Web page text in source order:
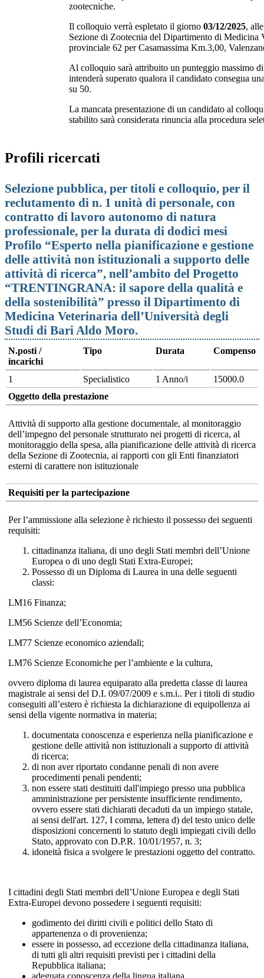
zootecniche.
Il colloquio verrà espletato il giorno 03/12/2025,
Sezione di Zootecnia del Dipartimento di Medicina
provinciale 62 per Casamassima Km.3,00,
Al colloquio sarà attribuito un punteggio massimo
intenderà superato qualora il candidato consegua
su 50.
La mancata presentazione di un candidato al
stabilito sarà considerata rinuncia alla procedura
Profili ricercati
Selezione pubblica, per titoli e colloquio, per il
reclutamento di n. 1 unità di personale, con
contratto di lavoro autonomo di natura
professionale, per la durata di dodici mesi
Profilo “Esperto nella pianificazione e gestione
delle attività non istituzionali a supporto delle
attività di ricerca”, nell’ambito del Progetto
“TRENTINGRANA: il sapore della qualità e
della sostenibilità” presso il Dipartimento di
Medicina Veterinaria dell’Università degli
Studi di Bari Aldo Moro.
N.posti /
incarichi
Tipo Durata Compenso
1 Specialistico 1 Anno/i
15000.0
Oggetto della prestazione
Attività di supporto alla gestione documentale, al monitoraggio
dell’impegno del personale strutturato nei progetti di ricerca, al
monitoraggio della spesa, alla pianificazione delle attività di ricerca
della Sezione di Zootecnia, ai rapporti con gli Enti finanziatori
esterni di carattere non istituzionale
Requisiti per la partecipazione
Per l’ammissione alla selezione è richiesto il possesso dei seguenti
requisiti:
cittadinanza italiana, di uno degli Stati membri dell’Unione
Europea o di uno degli Stati Extra-Europei;
Possesso di un Diploma di Laurea in una delle seguenti
classi:
LM16 Finanza;
LM56 Scienze dell’Economia;
LM77 Scienze economico aziendali;
LM76 Scienze Economiche per l’ambiente e la cultura,
ovvero diploma di laurea equiparato alla predetta classe di laurea
magistrale ai sensi del D.I. 09/07/2009 e s.m.i.. Per i titoli di studio
conseguiti all’estero è richiesta la dichiarazione di equipollenza ai
sensi della vigente normativa in materia;
documentata conoscenza e esperienza nella pianificazione e
gestione delle attività non istituzionali a supporto di attività
di ricerca;
di non aver riportato condanne penali di non avere
procedimenti penali pendenti;
non essere stati destituiti dall'impiego presso una pubblica
amministrazione per persistente insufficiente rendimento,
ovvero essere stati dichiarati decaduti da un impiego statale,
ai sensi dell'art. 127, I comma, lettera d) del testo unico delle
disposizioni concernenti lo statuto degli impiegati civili dello
Stato, approvato con D.P.R. 10/01/1957, n. 3;
idoneità fisica a svolgere le prestazioni oggetto del contratto.
I cittadini degli Stati membri dell’Unione Europea e degli Stati
Extra-Europei devono possedere i seguenti requisiti:
godimento dei diritti civili e politici dello Stato di
appartenenza o di provenienza;
essere in possesso, ad eccezione della cittadinanza italiana,
di tutti gli altri requisiti previsti per i cittadini della
Repubblica italiana;
adeguata conoscenza della lingua italiana.